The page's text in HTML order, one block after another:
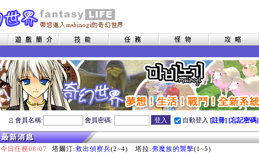
會員名稱: 會員密碼: 自動登入 [註冊] [忘記密碼]
今日任務08/07 塔爾汀:救出偵察兵(2~4) 塔拉: 弗魔族的襲擊(1~5)